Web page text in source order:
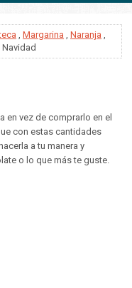
, Margarina , Naranja ,
Navidad
en vez de comprarlo en el
con estas cantidades
a tu manera y
o lo que más te guste.